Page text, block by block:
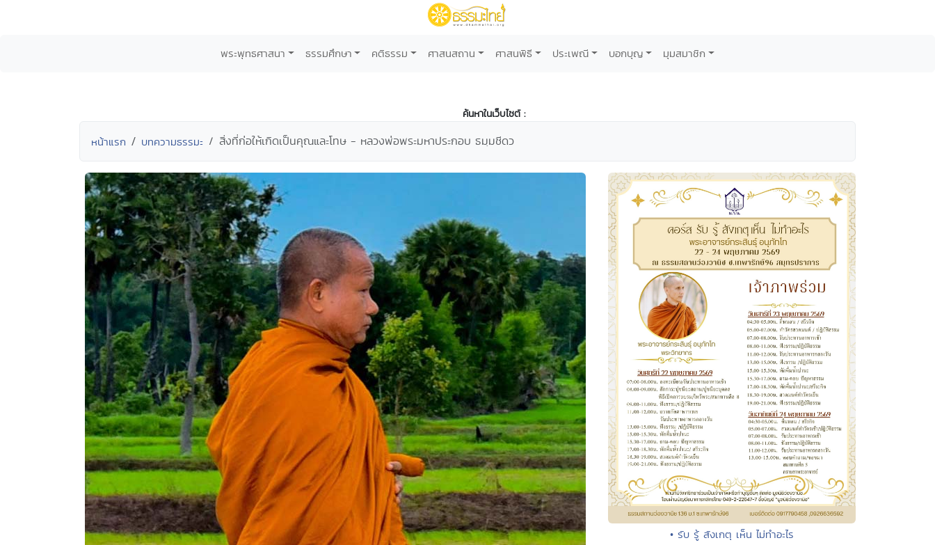
พระพุทธศาสนา ธรรมศึกษา คติธรรม ศาสนสถาน ศาสนพิธี ประเพณี บอกบุญ มุมสมาชิก
ค้นหาในเว็บไซต์ :
หน้าแรก บทความธรรมะ สิ่งที่ก่อให้เกิดเป็นคุณและโทษ - หลวงพ่อพระมหาประกอบ ธมฺมชีดว
• รับ รู้ สังเกตุ เห็น ไม่ทำอะไร